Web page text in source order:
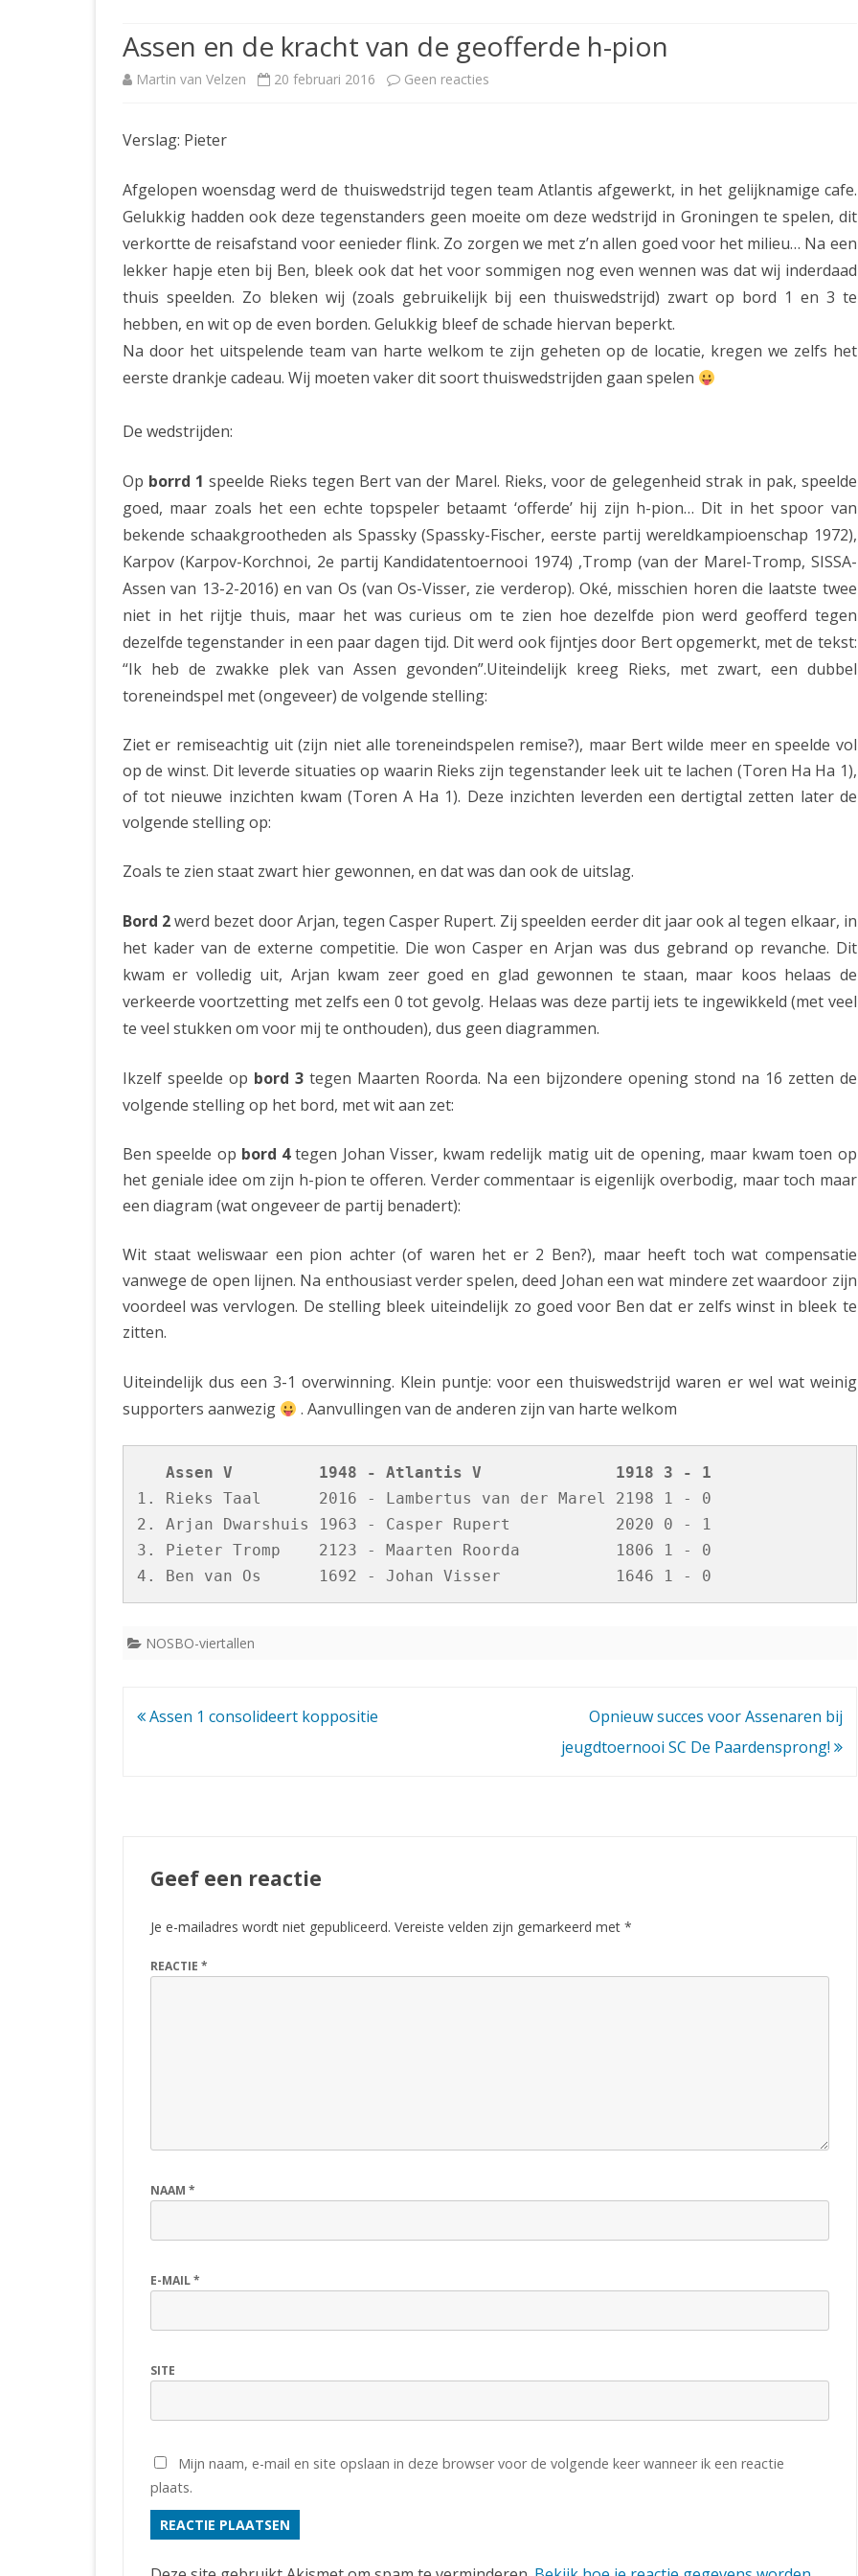
2025-2026
KNSB-RATINGLIJST
2026
SPEELSCHEMA JEUGD
KNSB-JEUGDRATINGLIJST
NEDERLANDSE
JEUGDKAMPIOENSCHAPPEN
ASSEN
ERELIJST JEUGD
JUBILEUMVIERKAMPEN UITSLAGENNOSBO-COMPETITIE 2025-2026
INTERNE COMPETITIES
Assen en de kracht van de geofferde h-pion
Martin van Velzen 20 februari 2016 Geen reacties
s
e
n
n
d
r
a
h
t
v
d
e
f
f
e
-
p
o
n
Verslag: Pieter
Afgelopen woensdag werd de thuiswedstrijd tegen team Atlantis afgewerkt, in het gelijknamige cafe.
Gelukkig hadden ook deze tegenstanders geen moeite om deze wedstrijd in Groningen te spelen, dit
verkortte de reisafstand voor eenieder flink. Zo zorgen we met z’n allen goed voor het milieu… Na een
lekker hapje eten bij Ben, bleek ook dat het voor sommigen nog even wennen was dat wij inderdaad
thuis speelden. Zo bleken wij (zoals gebruikelijk bij een thuiswedstrijd) zwart op bord 1 en 3 te
hebben, en wit op de even borden. Gelukkig bleef de schade hiervan beperkt.
Na door het uitspelende team van harte welkom te zijn geheten op de locatie, kregen we zelfs het
eerste drankje cadeau. Wij moeten vaker dit soort thuiswedstrijden gaan spelen
De wedstrijden:
Op borrd 1 speelde Rieks tegen Bert van der Marel. Rieks, voor de gelegenheid strak in pak, speelde
goed, maar zoals het een echte topspeler betaamt ‘offerde’ hij zijn h-pion… Dit in het spoor van
bekende schaakgrootheden als Spassky (Spassky-Fischer, eerste partij wereldkampioenschap 1972),
Karpov (Karpov-Korchnoi, 2e partij Kandidatentoernooi 1974) ,Tromp (van der Marel-Tromp, SISSA-
Assen van 13-2-2016) en van Os (van Os-Visser, zie verderop). Oké, misschien horen die laatste twee
niet in het rijtje thuis, maar het was curieus om te zien hoe dezelfde pion werd geofferd tegen
dezelfde tegenstander in een paar dagen tijd. Dit werd ook fijntjes door Bert opgemerkt, met de tekst:
“Ik heb de zwakke plek van Assen gevonden”.Uiteindelijk kreeg Rieks, met zwart, een dubbel
toreneindspel met (ongeveer) de volgende stelling:
Ziet er remiseachtig uit (zijn niet alle toreneindspelen remise?), maar Bert wilde meer en speelde vol
op de winst. Dit leverde situaties op waarin Rieks zijn tegenstander leek uit te lachen (Toren Ha Ha 1),
of tot nieuwe inzichten kwam (Toren A Ha 1). Deze inzichten leverden een dertigtal zetten later de
volgende stelling op:
Zoals te zien staat zwart hier gewonnen, en dat was dan ook de uitslag.
Bord 2werd bezet door Arjan, tegen Casper Rupert. Zij speelden eerder dit jaar ook al tegen elkaar, in
het kader van de externe competitie. Die won Casper en Arjan was dus gebrand op revanche. Dit
kwam er volledig uit, Arjan kwam zeer goed en glad gewonnen te staan, maar koos helaas de
verkeerde voortzetting met zelfs een 0 tot gevolg. Helaas was deze partij iets te ingewikkeld (met veel
te veel stukken om voor mij te onthouden), dus geen diagrammen.
Ikzelf speelde op bord 3tegen Maarten Roorda. Na een bijzondere opening stond na 16 zetten de
volgende stelling op het bord, met wit aan zet:
Ben speelde op bord 4tegen Johan Visser, kwam redelijk matig uit de opening, maar kwam toen op
het geniale idee om zijn h-pion te offeren. Verder commentaar is eigenlijk overbodig, maar toch maar
een diagram (wat ongeveer de partij benadert):
Wit staat weliswaar een pion achter (of waren het er 2 Ben?), maar heeft toch wat compensatie
vanwege de open lijnen. Na enthousiast verder spelen, deed Johan een wat mindere zet waardoor zijn
voordeel was vervlogen. De stelling bleek uiteindelijk zo goed voor Ben dat er zelfs winst in bleek te
zitten.
Uiteindelijk dus een 3-1 overwinning. Klein puntje: voor een thuiswedstrijd waren er wel wat weinig
supporters aanwezig
. Aanvullingen van de anderen zijn van harte welkom
1. Rieks Taal      2016 - Lambertus van der Marel 2198 1 - 0
2. Arjan Dwarshuis 1963 - Casper Rupert           2020 0 - 1
3. Pieter Tromp    2123 - Maarten Roorda          1806 1 - 0
NOSBO-viertallen
Bericht
Assen 1 consolideert koppositie
Opnieuw succes voor Assenaren bij
jeugdtoernooi SC De Paardensprong!
Geef een reactie
Je e-mailadres wordt niet gepubliceerd. Vereiste velden zijn gemarkeerd met *
REACTIE *
NAAM *
E-MAIL*
SITE
Mijn naam, e-mail en site opslaan in deze browser voor de volgende keer wanneer ik een reactie
plaats.